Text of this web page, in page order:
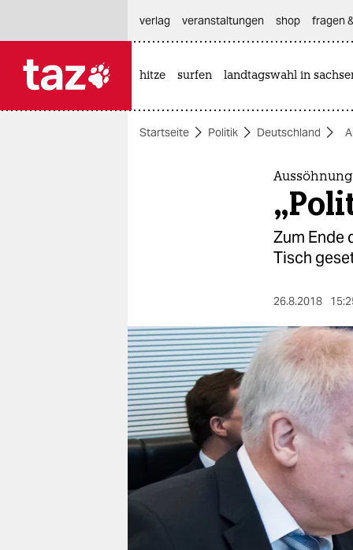
themen
berlin
nord
wahrheit
verlag
verlag
veranstaltungen
verlag
veranstaltungen shop fragen
hitze surfen landtagswahl in
Startseite Politik Deutschland
Zum Ende
Tisch
26.8.2018